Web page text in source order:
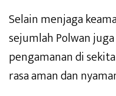
Selain menjaga
sejumlah Polwan
pengamanan di
rasa aman dan